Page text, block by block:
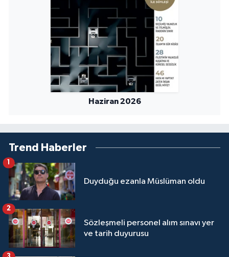
Haziran 2026
Trend Haberler
Duyduğu ezanla Müslüman oldu
1
Sözleşmeli personel alım sınavı yer
ve tarih duyurusu
2
Kırklareli Müftülüğü
Kırşehir Müftülüğü
Kocaeli Müftülüğü
Malatya Müftülüğü
Manisa Müftülüğü
Mardin Müftülüğü
Mersin Müftülüğü